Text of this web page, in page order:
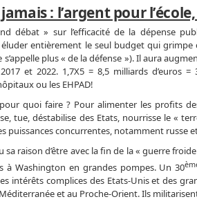
: l’argent pour
débat » sur l’efficacité de la dépense
entièrement le seul budget qui grimpe
s’appelle plus « de la défense »). Il aura
et 2022. 1,7X5 = 8,5 milliards d’euros =
ou les EHPAD!
quoi faire ? Pour alimenter les profits
tue, déstabilise des Etats, nourrisse le «
puissances concurrentes, notamment russe
sa raison d’être avec la fin de la « guerre
à Washington en grandes pompes. Un 30
intérêts complices des Etats-Unis et des
et au Proche-Orient. Ils